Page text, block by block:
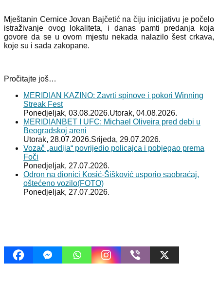
Mještanin Cernice Jovan Bajčetić na čiju inicijativu je počelo
istraživanje ovog lokaliteta, i danas pamti predanja koja
govore da se u ovom mjestu nekada nalazilo šest crkava,
koje su i sada zakopane.
Pročitajte još…
MERIDIAN KAZINO: Zavrti spinove i pokori Winning
Streak Fest
Ponedjeljak, 03.08.2026.Utorak, 04.08.2026.
MERIDIANBET I UFC: Michael Oliveira pred debi u
Beogradskoj areni
Utorak, 28.07.2026.Srijeda, 29.07.2026.
Vozač „audija“ povrijedio policajca i pobjegao prema
Foči
Ponedjeljak, 27.07.2026.
Odron na dionici Kosić-Šišković usporio saobraćaj,
oštećeno vozilo(FOTO)
Ponedjeljak, 27.07.2026.